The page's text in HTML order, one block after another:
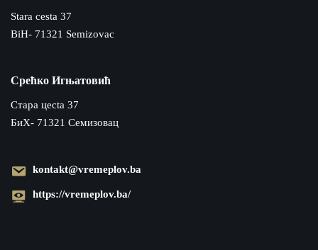
Stara cesta 37
BiH- 71321 Semizovac
Срећко Игњатовић
Cтара цecta 37
БиХ- 71321 Семизовац
kontakt@vremeplov.ba
https://vremeplov.ba/